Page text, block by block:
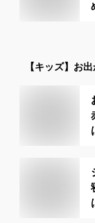
【キッズ】 お